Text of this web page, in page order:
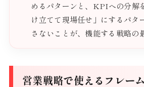
めるパターンと、KPIへの分解
け立てて現場任せ」にするパタ
さないことが、機能する戦略の
営業戦略で使えるフレー